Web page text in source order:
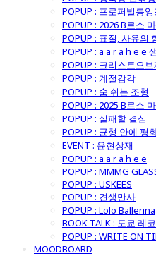
POPUP : 프로퍼빌롱잉
POPUP : 2026 B로소
POPUP : 표절, 사유의
POPUP : a a r a h e e
POPUP : 크리스토오브
POPUP : 계절감각
POPUP : 숨 쉬는 조형
POPUP : 2025 B로소
POPUP : 실패할 결심
POPUP : 균형 안에 평
EVENT : 윤현상재
POPUP : a a r a h e e
POPUP : MMMG
POPUP : USKEES
POPUP : 견생만사
POPUP : Lolo Ballerina
BOOK TALK : 도쿄 레
POPUP : WRITE ON
MOODBOARD